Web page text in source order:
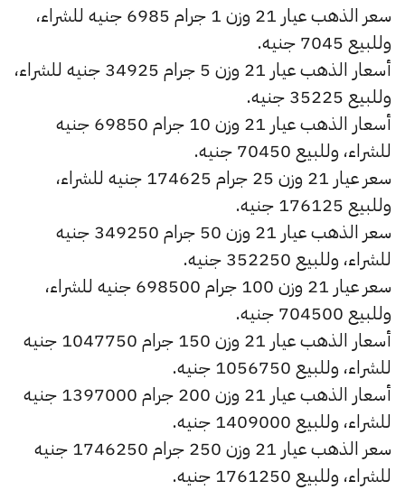
سعر الذهب عيار 21 وزن 1 جرام 6985 جنيه للشراء،
وللبيع 7045 جنيه.
أسعار الذهب عيار 21 وزن 5 جرام 34925 جنيه للشراء،
وللبيع 35225 جنيه.
أسعار الذهب عيار 21 وزن 10 جرام 69850 جنيه
للشراء، وللبيع 70450 جنيه.
سعر عيار 21 وزن 25 جرام 174625 جنيه للشراء،
وللبيع 176125 جنيه.
سعر الذهب عيار 21 وزن 50 جرام 349250 جنيه
للشراء، وللبيع 352250 جنيه.
سعر عيار 21 وزن 100 جرام 698500 جنيه للشراء،
وللبيع 704500 جنيه.
أسعار الذهب عيار 21 وزن 150 جرام 1047750 جنيه
للشراء، وللبيع 1056750 جنيه.
أسعار الذهب عيار 21 وزن 200 جرام 1397000 جنيه
للشراء، وللبيع 1409000 جنيه.
سعر الذهب عيار 21 وزن 250 جرام 1746250 جنيه
للشراء، وللبيع 1761250 جنيه.